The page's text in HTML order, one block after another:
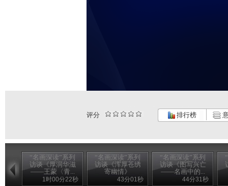
评分 排行榜
“名画深读”系列
访谈《厚润华滋
——王蒙〈青...
1时00分22秒
“名画深读”系列
访谈《浑厚苍绣
寄幽情》
43分01秒
“名画深读”系列
访谈《图写兴亡
——名画中的...
44分31秒